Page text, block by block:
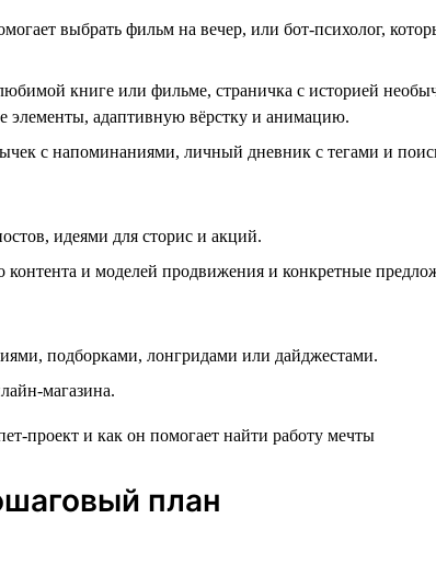
выбрать фильм на вечер, или бот-психолог,
книге или фильме, страничка с историей
элементы, адаптивную вёрстку и анимацию.
с напоминаниями, личный дневник с тегами и
идеями для сторис и акций.
контента и моделей продвижения и конкретные
подборками, лонгридами или дайджестами.
магазина.
план